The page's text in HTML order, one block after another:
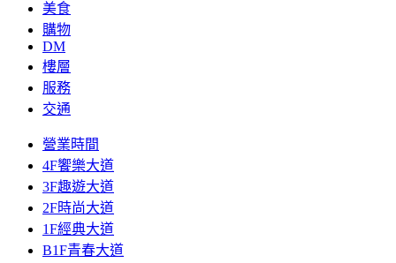
美食
購物
DM
樓層
服務
交通
營業時間
4F饗樂大道
3F趣遊大道
2F時尚大道
1F經典大道
B1F青春大道